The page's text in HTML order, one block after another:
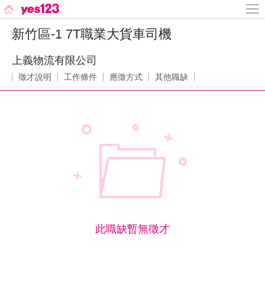
新竹區-1 7T職業大貨車司機
上義物流有限公司
徵才說明 工作條件 應徵方式 其他職缺
此職缺暫無徵才